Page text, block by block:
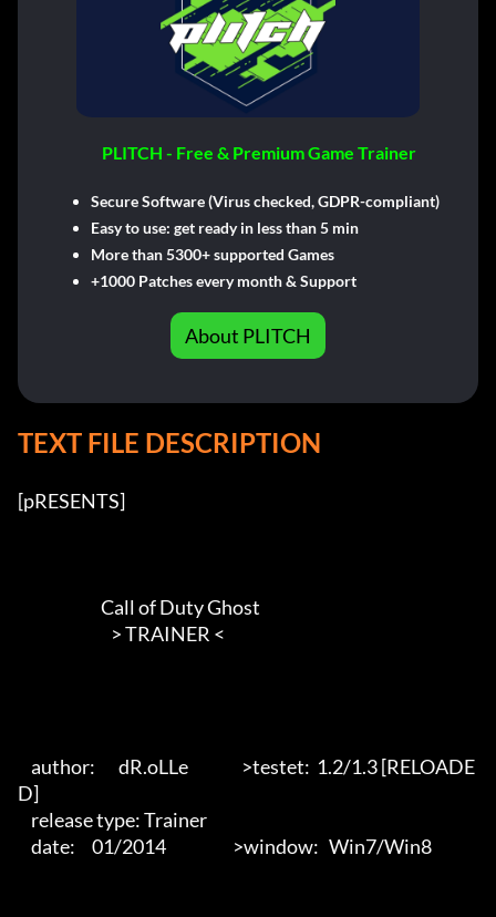
PLITCH - Free & Premium Game Trainer
Secure Software (Virus checked, GDPR-compliant)
Easy to use: get ready in less than 5 min
More than 5300+ supported Games
+1000 Patches every month & Support
About PLITCH
TEXT FILE DESCRIPTION
[pRESENTS]
D]